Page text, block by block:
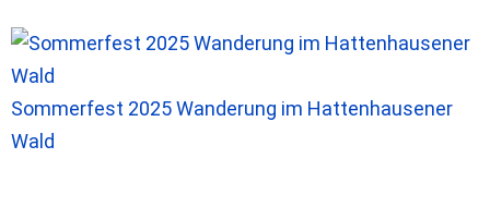
Sommerfest 2025 Wanderung im Hattenhausener
Wald